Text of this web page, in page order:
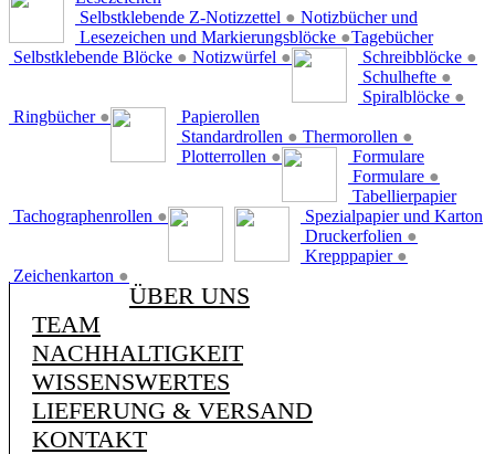
Selbstklebende Z-Notizzettel ●
Lesezeichen und Markierungsblöcke ●
Selbstklebende Blöcke ● Notizwürfel ●
Notizbücher und
Tagebücher
Schreibblöcke ●
Schulhefte ●
Spiralblöcke ●
Ringbücher ●
Papierollen
Standardrollen ● Thermorollen ●
Plotterrollen ●
Formulare
Formulare ●
Tachographenrollen ●
Tabellierpapier
Spezialpapier und Karton
Druckerfolien ●
Krepppapier ●
Zeichenkarton ●
ÜBER UNS
TEAM
NACHHALTIGKEIT
WISSENSWERTES
LIEFERUNG & VERSAND
KONTAKT